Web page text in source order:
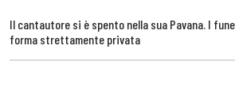
Il cantautore si è spento nella sua Pavana. I
forma strettamente privata